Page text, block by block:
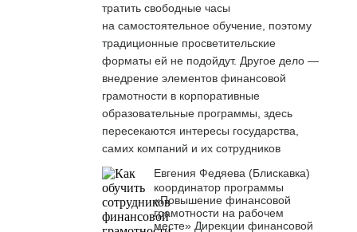
тратить свободные часы
на самостоятельное обучение, поэтому
традиционные просветительские
форматы ей не подойдут. Другое дело —
внедрение элементов финансовой
грамотности в корпоративные
образовательные программы, здесь
пересекаются интересы государства,
самих компаний и их сотрудников
Евгения Федяева (Блискавка)
координатор программы
«Повышение финансовой
грамотности на рабочем
месте» Дирекции финансовой